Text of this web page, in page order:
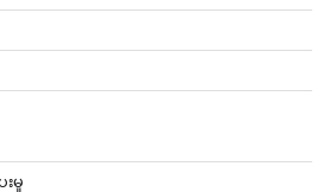
မှု